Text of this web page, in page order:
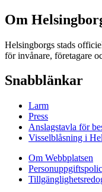
Om
Helsingborgs stads
för invånare, företagare
Snabblänkar
Larm
Press
Anslagstavla för
Visselblåsning i
Om Webbplatsen